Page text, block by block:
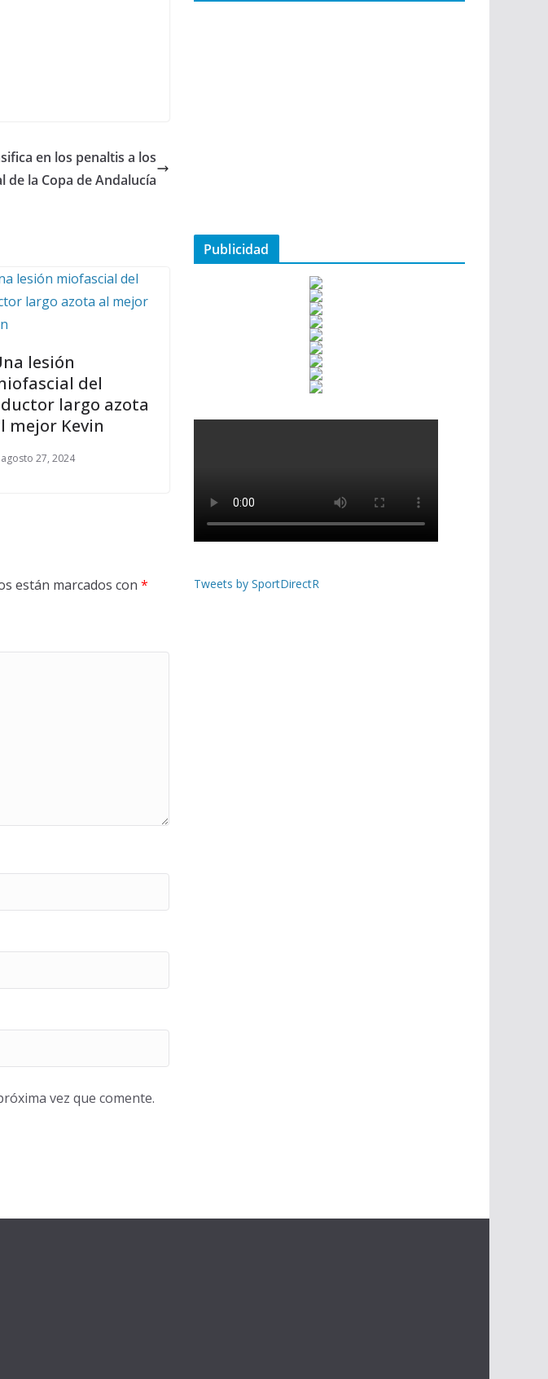
en los penaltis a los
de la Copa de Andalucía
lesión
del
largo azota
mejor Kevin
agosto 27, 2024
están marcados con *
vez que comente.
Publicidad
Tweets by SportDirectR